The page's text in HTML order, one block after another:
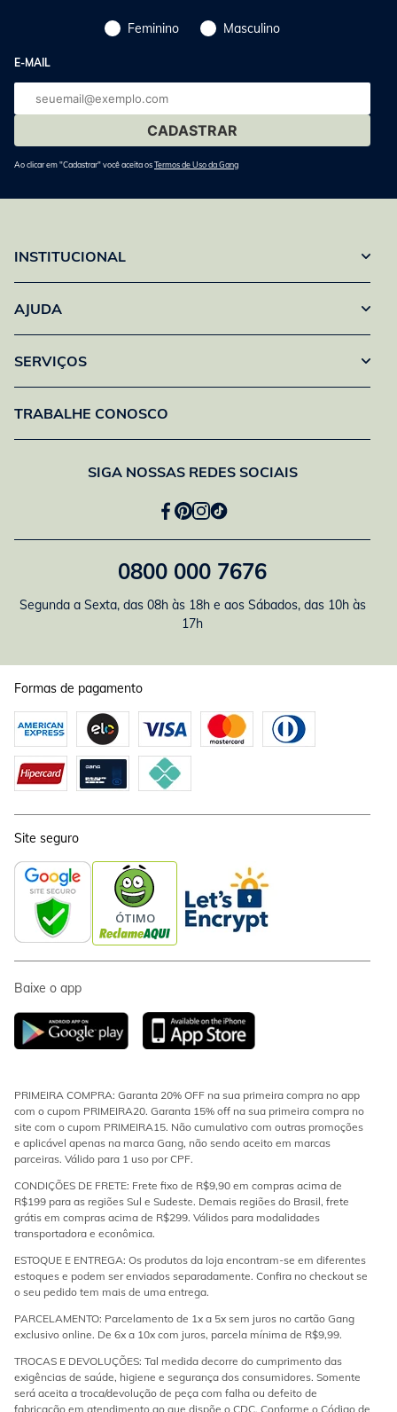
Feminino Masculino
E-MAIL
E-
mail
Ao clicar em "Cadastrar" você aceita osTermos de Uso da Gang
INSTITUCIONAL
AJUDA
SERVIÇOS
TRABALHE CONOSCO
SIGA NOSSAS REDES SOCIAIS
0800 000 7676
Segunda a Sexta, das 08h às 18h e aos Sábados, das 10h às
17h
Formas de pagamento
Site seguro
Baixe o app
PRIMEIRA COMPRA: Garanta 20% OFF na sua primeira compra no app
com o cupom PRIMEIRA20. Garanta 15% off na sua primeira compra no
site com o cupom PRIMEIRA15. Não cumulativo com outras promoções
e aplicável apenas na marca Gang, não sendo aceito em marcas
parceiras. Válido para 1 uso por CPF.
CONDIÇÕES DE FRETE: Frete fixo de R$9,90 em compras acima de
R$199 para as regiões Sul e Sudeste. Demais regiões do Brasil, frete
grátis em compras acima de R$299. Válidos para modalidades
transportadora e econômica.
ESTOQUE E ENTREGA: Os produtos da loja encontram-se em diferentes
estoques e podem ser enviados separadamente. Confira no checkout se
o seu pedido tem mais de uma entrega.
PARCELAMENTO: Parcelamento de 1x a 5x sem juros no cartão Gang
exclusivo online. De 6x a 10x com juros, parcela mínima de R$9,99.
TROCAS E DEVOLUÇÕES: Tal medida decorre do cumprimento das
exigências de saúde, higiene e segurança dos consumidores. Somente
será aceita a troca/devolução de peça com falha ou defeito de
fabricação em atendimento ao que dispõe o CDC. Conforme o Código de